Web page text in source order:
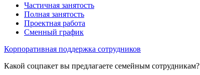
Частичная занятость
Полная занятость
Проектная работа
Сменный график
Корпоративная поддержка сотрудников
Какой соцпакет вы предлагаете семейным сотрудникам?